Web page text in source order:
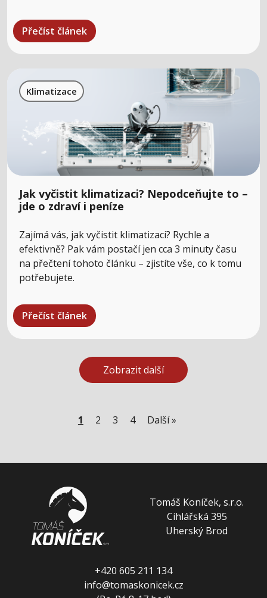
Přečíst článek
Klimatizace
Jak vyčistit klimatizaci? Nepodceňujte to –
jde o zdraví i peníze
Zajímá vás, jak vyčistit klimatizaci? Rychle a
efektivně? Pak vám postačí jen cca 3 minuty času
na přečtení tohoto článku – zjistíte vše, co k tomu
potřebujete.
Přečíst článek
Zobrazit další
1 2 3 4 Další »
Tomáš Koníček, s.r.o.
Cihlářská 395
Uherský Brod
+420 605 211 134
info@tomaskonicek.cz